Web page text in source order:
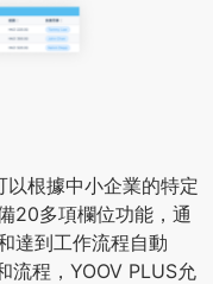
以根據中小企業的特定
20多項欄位功能，通
達到工作流程自動
流程，YOOV PLUS允